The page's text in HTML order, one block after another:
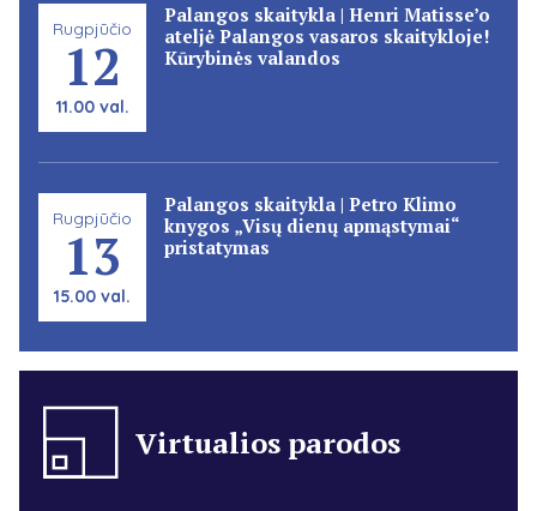
Rugpjūčio
12
11.00 val.
Palangos skaitykla | Henri Matisse’o
ateljė Palangos vasaros skaitykloje!
Kūrybinės valandos
Rugpjūčio
13
15.00 val.
Palangos skaitykla | Petro Klimo
knygos „Visų dienų apmąstymai“
pristatymas
Virtualios parodos